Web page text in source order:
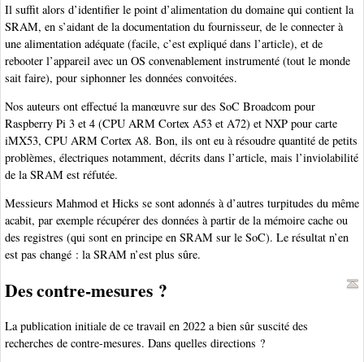
Il suffit alors d’identifier le point d’alimentation du domaine qui contient la
SRAM, en s’aidant de la documentation du fournisseur, de le connecter à
une alimentation adéquate (facile, c’est expliqué dans l’article), et de
rebooter l’appareil avec un OS convenablement instrumenté (tout le monde
sait faire), pour siphonner les données convoitées.
Nos auteurs ont effectué la manœuvre sur des SoC Broadcom pour
Raspberry Pi 3 et 4 (CPU ARM Cortex A53 et A72) et NXP pour carte
iMX53, CPU ARM Cortex A8. Bon, ils ont eu à résoudre quantité de petits
problèmes, électriques notamment, décrits dans l’article, mais l’inviolabilité
de la SRAM est réfutée.
Messieurs Mahmod et Hicks se sont adonnés à d’autres turpitudes du même
acabit, par exemple récupérer des données à partir de la mémoire cache ou
des registres (qui sont en principe en SRAM sur le SoC). Le résultat n’en
est pas changé : la SRAM n’est plus sûre.
Des contre-mesures ?
La publication initiale de ce travail en 2022 a bien sûr suscité des
recherches de contre-mesures. Dans quelles directions ?